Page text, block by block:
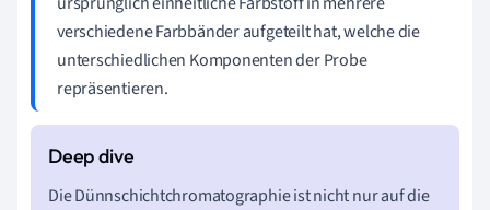
verschiedene Farbbänder aufgeteilt hat, welche die
unterschiedlichen Komponenten der Probe
repräsentieren.
Die Dünnschichtchromatographie ist nicht nur auf die